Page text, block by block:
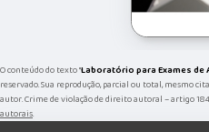
O conteúdo do texto "Laboratório para Exames de
reservado. Sua reprodução, parcial ou total, mesmo
autor. Crime de violação de direito autoral – artigo
autorais.